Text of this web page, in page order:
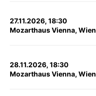
27.11.2026, 18:30
Mozarthaus Vienna, Wien
28.11.2026, 18:30
Mozarthaus Vienna, Wien